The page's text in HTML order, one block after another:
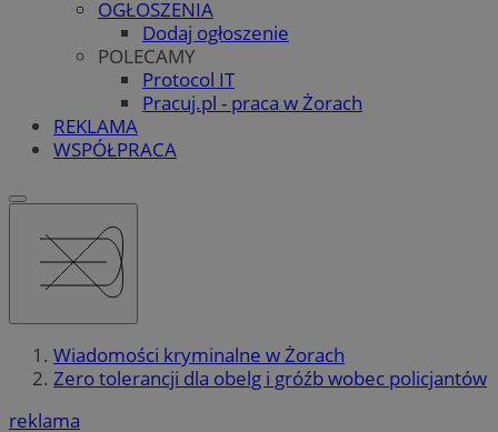
OGŁOSZENIA
Dodaj ogłoszenie
POLECAMY
Protocol IT
Pracuj.pl - praca w Żorach
REKLAMA
WSPÓŁPRACA
Wiadomości kryminalne w Żorach
Zero tolerancji dla obelg i gróźb wobec policjantów
reklama